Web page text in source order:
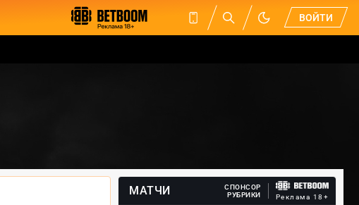
ВОЙТИ
МАТЧИ
СПОНСОР
РУБРИКИ
Реклама 18+